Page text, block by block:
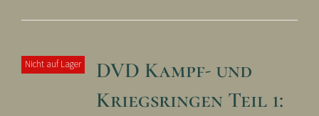
Nicht auf Lager
DVD Kampf- und
Kriegsringen Teil 1: